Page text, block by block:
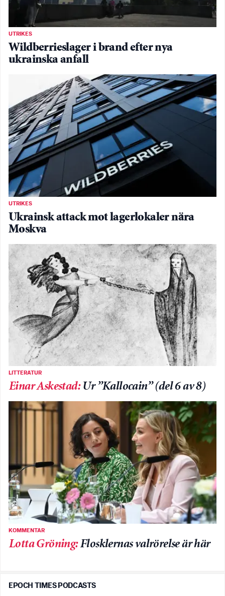
UTRIKES
Wildberrieslager i brand efter nya
ukrainska anfall
UTRIKES
Ukrainsk attack mot lagerlokaler nära
Moskva
LITTERATUR
Einar Askestad: Ur ”Kallocain” (del 6 av 8)
KOMMENTAR
Lotta Gröning:Flosklernas valrörelse är här
EPOCH TIMES PODCASTS